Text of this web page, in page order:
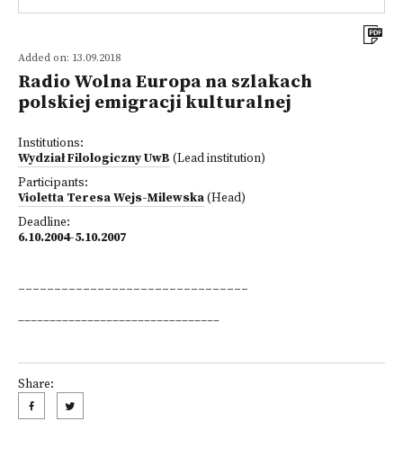
Added on: 13.09.2018
Radio Wolna Europa na szlakach
polskiej emigracji kulturalnej
Institutions:
Wydział Filologiczny UwB (Lead institution)
Participants:
Violetta Teresa Wejs-Milewska(Head)
Deadline:
6.10.2004-5.10.2007
________________________________
________________________________
Share: